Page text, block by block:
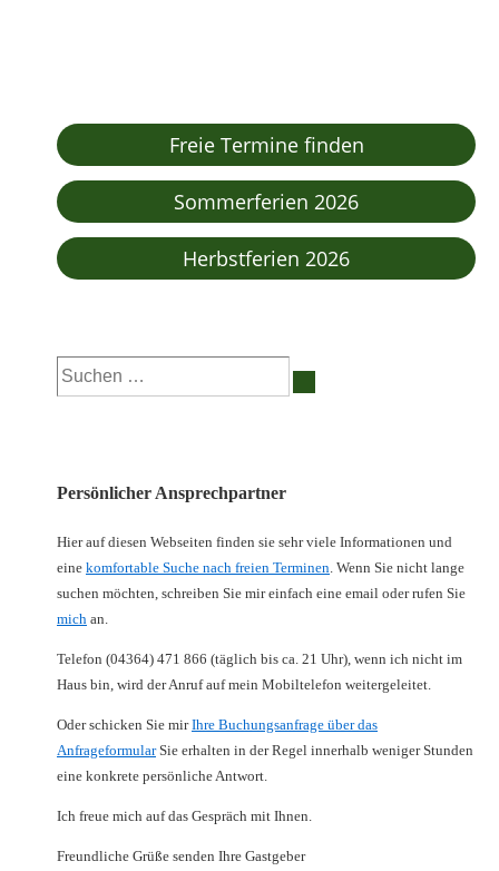
Freie Termine finden
Sommerferien 2026
Herbstferien 2026
Suchen
nach:
Persönlicher Ansprechpartner
Hier auf diesen Webseiten finden sie sehr viele Informationen und
eine komfortable Suche nach freien Terminen . Wenn Sie nicht lange
suchen möchten, schreiben Sie mir einfach eine email oder rufen Sie
mich an.
Telefon (04364) 471 866 (täglich bis ca. 21 Uhr), wenn ich nicht im
Haus bin, wird der Anruf auf mein Mobiltelefon weitergeleitet.
Oder schicken Sie mirIhre Buchungsanfrage über das
AnfrageformularSie erhalten in der Regel innerhalb weniger Stunden
eine konkrete persönliche Antwort.
Ich freue mich auf das Gespräch mit Ihnen.
Freundliche Grüße senden Ihre Gastgeber